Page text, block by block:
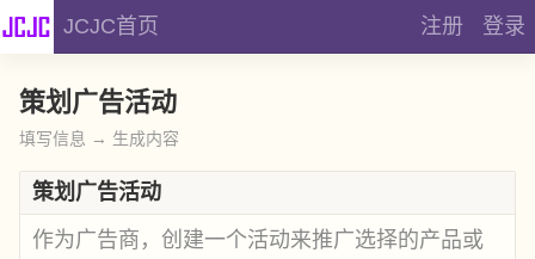
JCJC首页 注册 登录
策划广告活动
填写信息 → 生成内容
策划广告活动
作为广告商，创建一个活动来推广选择的产品或